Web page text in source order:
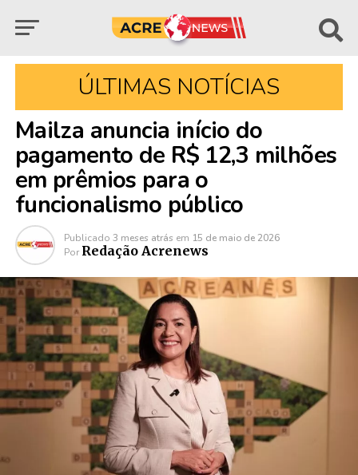
ÚLTIMAS NOTÍCIAS
Mailza anuncia início do
pagamento de R$ 12,3 milhões
em prêmios para o
funcionalismo público
Publicado 3 meses atrás em 15 de maio de 2026
Por Redação Acrenews